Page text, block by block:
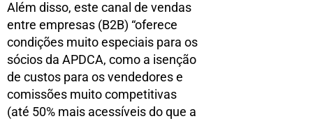
Além disso, este canal de vendas
entre empresas (B2B) “oferece
condições muito especiais para os
sócios da APDCA, como a isenção
de custos para os vendedores e
comissões muito competitivas
(até 50% mais acessíveis do que a